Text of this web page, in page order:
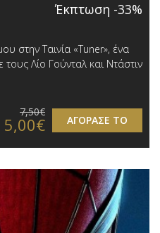
Έκπτωση -33%
στην Ταινία «Tuner», ένα
Λίο Γούνταλ και Ντάστιν
ΑΓΟΡΑΣΕ ΤΟ
7,50€
5,00€